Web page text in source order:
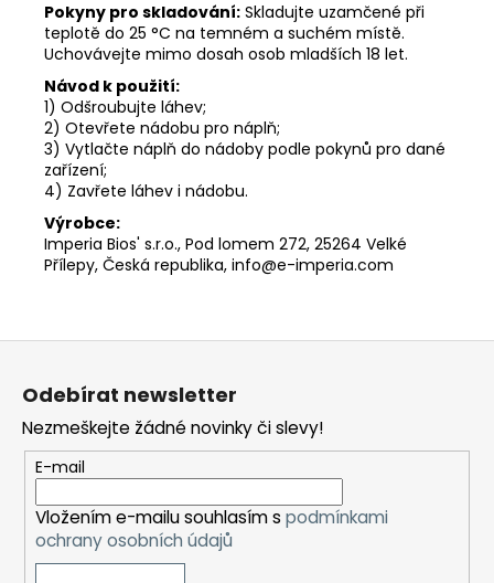
Pokyny pro skladování: Skladujte uzamčené při
teplotě do 25 °C na temném a suchém místě.
Uchovávejte mimo dosah osob mladších 18 let.
Návod k použití:
1) Odšroubujte láhev;
2) Otevřete nádobu pro náplň;
3) Vytlačte náplň do nádoby podle pokynů pro dané
zařízení;
4) Zavřete láhev i nádobu.
Výrobce:
Imperia Bios' s.r.o., Pod lomem 272, 25264 Velké
Přílepy, Česká republika, info@e-imperia.com
Odebírat newsletter
Nezmeškejte žádné novinky či slevy!
E-mail
Vložením e-mailu souhlasím s podmínkami
ochrany osobních údajů